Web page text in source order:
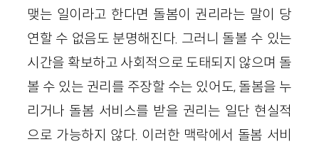
맺는 일이라고 한다면 돌봄이 권리라는 말이 당
연할 수 없음도 분명해진다. 그러니 돌볼 수 있는
시간을 확보하고 사회적으로 도태되지 않으며 돌
볼 수 있는 권리를 주장할 수는 있어도, 돌봄을 누
리거나 돌봄 서비스를 받을 권리는 일단 현실적
으로 가능하지 않다. 이러한 맥락에서 돌봄 서비